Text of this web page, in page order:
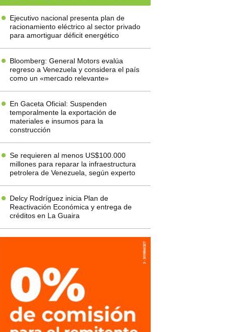
Ejecutivo nacional presenta plan de
racionamiento eléctrico al sector privado
para amortiguar déficit energético
Bloomberg: General Motors evalúa
regreso a Venezuela y considera el país
como un «mercado relevante»
En Gaceta Oficial: Suspenden
temporalmente la exportación de
materiales e insumos para la
construcción
Se requieren al menos US$100.000
millones para reparar la infraestructura
petrolera de Venezuela, según experto
Delcy Rodríguez inicia Plan de
Reactivación Económica y entrega de
créditos en La Guaira